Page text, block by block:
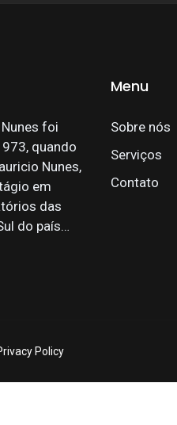
foi
quando
Nunes,
em
das
do país…
Menu
Sobre nós
Serviços
Contato
Policy